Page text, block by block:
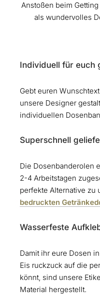
Anstoßen beim
als wundervolles
Individuell für euch
Gebt euren
unsere Designer
individuellen
Superschnell
Die Dosenbanderolen
2-4 Arbeitstagen
perfekte Alternative zu
bedruckten
Wasserfeste
Damit ihr eure Dosen
Eis ruckzuck auf die
könnt, sind unsere
Material hergestellt.